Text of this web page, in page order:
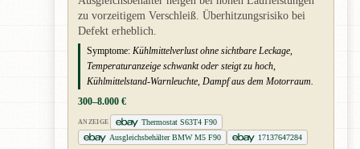
zu vorzeitigem Verschleiß. Überhitzungsrisiko bei
Defekt erheblich.
Symptome: Kühlmittelverlust ohne sichtbare Leckage,
Temperaturanzeige schwankt oder steigt zu hoch,
Kühlmittelstand-Warnleuchte, Dampf aus dem Motorraum.
300–8.000 €
ANZEIGE
Thermostat S63T4 F90
Ausgleichsbehälter BMW M5 F90
17137647284